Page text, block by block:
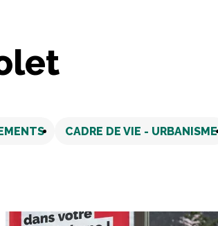
CADRE DE VIE - URBANISME